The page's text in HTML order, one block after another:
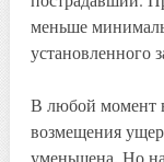
меньше
установленного
В любой момент
возмещения
уменьшена. Но